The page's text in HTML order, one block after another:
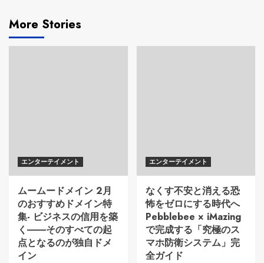
More Stories
エンターテイメント
ムームードメイン 2月
のおすすめドメイン特
集- ビジネスの信用を築
く――そのすべての起
点となるのが独自ドメ
イン
エンターテイメント
なくす不安と消える恐
怖をゼロにする時代へ
Pebblebee × iMazing
で完成する「究極のス
マホ防衛システム」完
全ガイド